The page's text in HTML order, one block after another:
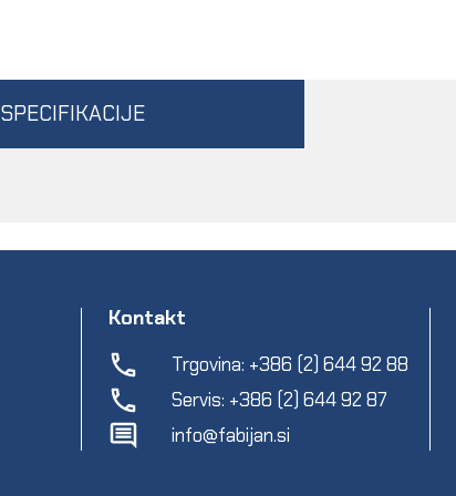
SPECIFIKACIJE
Kontakt
Trgovina: +386 (2) 644 92 88
Servis: +386 (2) 644 92 87
info@fabijan.si